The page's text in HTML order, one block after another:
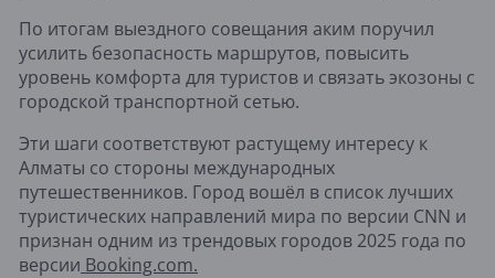
По итогам выездного совещания аким поручил
усилить безопасность маршрутов, повысить
уровень комфорта для туристов и связать экозоны с
городской транспортной сетью.
Эти шаги соответствуют растущему интересу к
Алматы со стороны международных
путешественников. Город вошёл в список лучших
туристических направлений мира по версии CNN и
признан одним из трендовых городов 2025 года по
версии Booking.com.